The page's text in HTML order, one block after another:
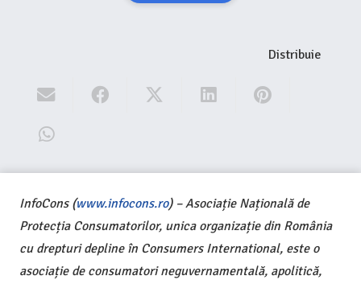
Distribuie
InfoCons (www.infocons.ro) – Asociație Națională de
Protecția Consumatorilor, unica organizație din România
cu drepturi depline în Consumers International, este o
asociație de consumatori neguvernamentală, apolitică,